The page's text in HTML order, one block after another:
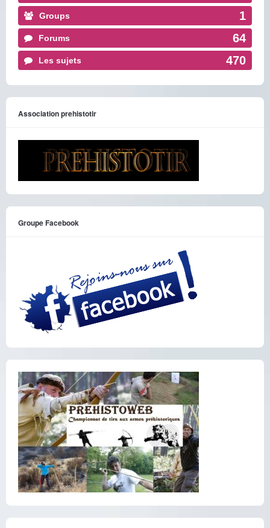
Groups 1
Forums 64
Les sujets 470
Association prehistotir
Groupe Facebook